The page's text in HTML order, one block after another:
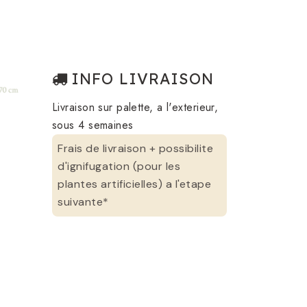
INFO LIVRAISON
Livraison sur palette, a l'exterieur,
sous 4 semaines
Frais de livraison + possibilite
d'ignifugation (pour les
plantes artificielles) a l'etape
suivante*